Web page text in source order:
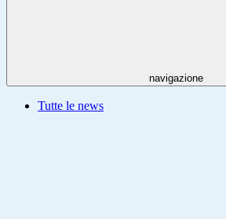
navigazione
Tutte le news